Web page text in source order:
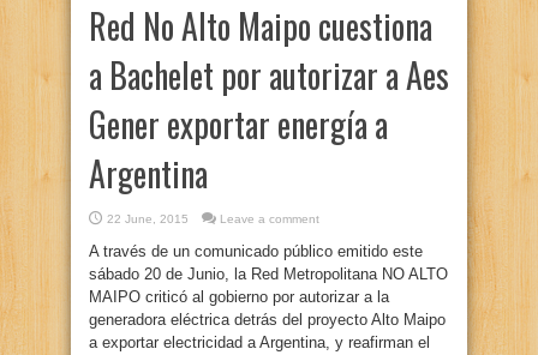
Red No Alto Maipo cuestiona
a Bachelet por autorizar a Aes
Gener exportar energía a
Argentina
22 June, 2015 Leave a comment
A través de un comunicado público emitido este
sábado 20 de Junio, la Red Metropolitana NO ALTO
MAIPO criticó al gobierno por autorizar a la
generadora eléctrica detrás del proyecto Alto Maipo
a exportar electricidad a Argentina, y reafirman el